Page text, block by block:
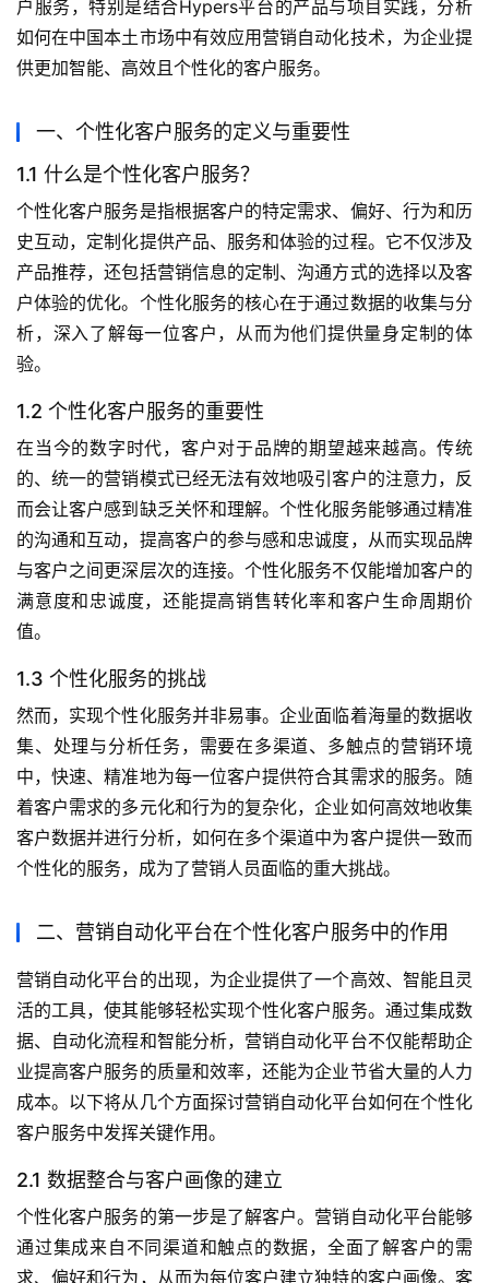
户服务，特别是结合Hypers平台的产品与项目实践，分析
如何在中国本土市场中有效应用营销自动化技术，为企业提
供更加智能、高效且个性化的客户服务。
一、个性化客户服务的定义与重要性
1.1 什么是个性化客户服务？
个性化客户服务是指根据客户的特定需求、偏好、行为和历
史互动，定制化提供产品、服务和体验的过程。它不仅涉及
产品推荐，还包括营销信息的定制、沟通方式的选择以及客
户体验的优化。个性化服务的核心在于通过数据的收集与分
析，深入了解每一位客户，从而为他们提供量身定制的体
验。
1.2 个性化客户服务的重要性
在当今的数字时代，客户对于品牌的期望越来越高。传统
的、统一的营销模式已经无法有效地吸引客户的注意力，反
而会让客户感到缺乏关怀和理解。个性化服务能够通过精准
的沟通和互动，提高客户的参与感和忠诚度，从而实现品牌
与客户之间更深层次的连接。个性化服务不仅能增加客户的
满意度和忠诚度，还能提高销售转化率和客户生命周期价
值。
1.3 个性化服务的挑战
然而，实现个性化服务并非易事。企业面临着海量的数据收
集、处理与分析任务，需要在多渠道、多触点的营销环境
中，快速、精准地为每一位客户提供符合其需求的服务。随
着客户需求的多元化和行为的复杂化，企业如何高效地收集
客户数据并进行分析，如何在多个渠道中为客户提供一致而
个性化的服务，成为了营销人员面临的重大挑战。
二、营销自动化平台在个性化客户服务中的作用
营销自动化平台的出现，为企业提供了一个高效、智能且灵
活的工具，使其能够轻松实现个性化客户服务。通过集成数
据、自动化流程和智能分析，营销自动化平台不仅能帮助企
业提高客户服务的质量和效率，还能为企业节省大量的人力
成本。以下将从几个方面探讨营销自动化平台如何在个性化
客户服务中发挥关键作用。
2.1 数据整合与客户画像的建立
个性化客户服务的第一步是了解客户。营销自动化平台能够
通过集成来自不同渠道和触点的数据，全面了解客户的需
求、偏好和行为，从而为每位客户建立独特的客户画像。客